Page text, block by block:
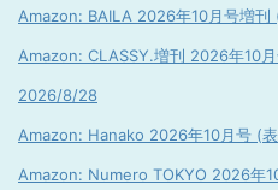
Amazon: BAILA 2026年10月号増
Amazon: CLASSY.増刊 2026年10
2026/8/28
Amazon: Hanako 2026年10月号 (
Amazon: Numero TOKYO 2026年